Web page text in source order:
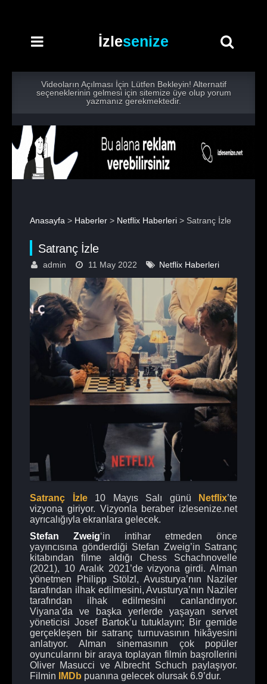
İzlesenize
Videoların Açılması İçin Lütfen Bekleyin! Alternatif
seçeneklerinin gelmesi için sitemize üye olup yorum
yazmanız gerekmektedir.
Anasayfa > Haberler > Netflix Haberleri > Satranç İzle
Satranç İzle
admin 11 May 2022 Netflix Haberleri
Satranç İzle10 Mayıs Salı günü Netflix’te
vizyona giriyor. Vizyonla beraber izlesenize.net
ayrıcalığıyla ekranlara gelecek.
Stefan Zweig‘in intihar etmeden önce
yayıncısına gönderdiği Stefan Zweig’in Satranç
kitabından filme aldığı Chess Schachnovelle
(2021), 10 Aralık 2021’de vizyona girdi. Alman
yönetmen Philipp Stölzl, Avusturya’nın Naziler
tarafından ilhak edilmesini, Avusturya’nın Naziler
tarafından ilhak edilmesini canlandırıyor.
Viyana’da ve başka yerlerde yaşayan servet
yöneticisi Josef Bartok’u tutuklayın; Bir gemide
gerçekleşen bir satranç turnuvasının hikâyesini
anlatıyor. Alman sinemasının çok popüler
oyuncularını bir araya toplayan filmin başrollerini
Oliver Masucci ve Albrecht Schuch paylaşıyor.
Filmin
IMDb puanına gelecek olursak 6.9’dur.